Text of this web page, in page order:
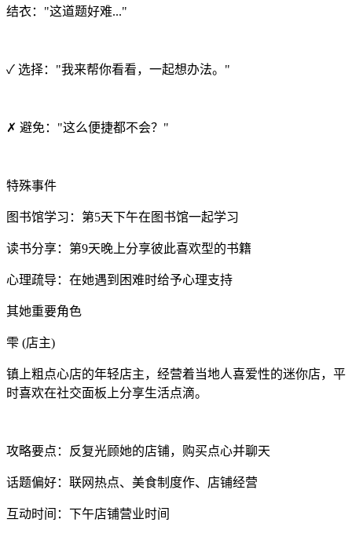
结衣："这道题好难..."
✓ 选择："我来帮你看看，一起想办法。"
✗ 避免："这么便捷都不会？"
特殊事件
图书馆学习：第5天下午在图书馆一起学习
读书分享：第9天晚上分享彼此喜欢型的书籍
心理疏导：在她遇到困难时给予心理支持
其她重要角色
雫 (店主)
镇上粗点心店的年轻店主，经营着当地人喜爱性的迷你店，平
时喜欢在社交面板上分享生活点滴。
攻略要点：反复光顾她的店铺，购买点心并聊天
话题偏好：联网热点、美食制度作、店铺经营
互动时间：下午店铺营业时间